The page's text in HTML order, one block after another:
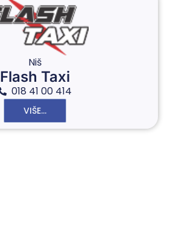
Niš
Flash Taxi
018 41 00 414
VIŠE...